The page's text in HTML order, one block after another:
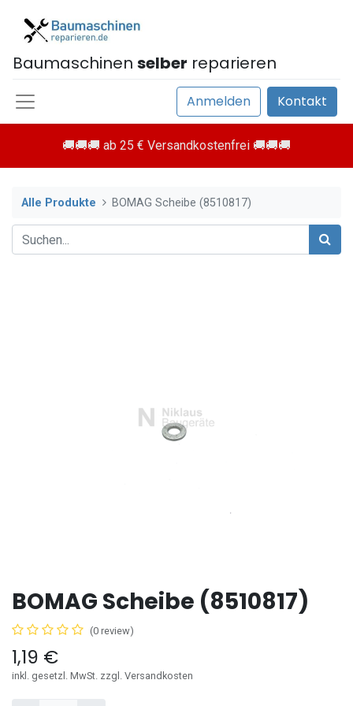
Baumaschinen selber reparieren
Anmelden Kontakt
🚚🚚🚚 ab 25 € Versandkostenfrei 🚚🚚🚚
Alle Produkte BOMAG Scheibe (8510817)
BOMAG Scheibe (8510817)
(0 review)
1,19 €
inkl. gesetzl. MwSt. zzgl. Versandkosten